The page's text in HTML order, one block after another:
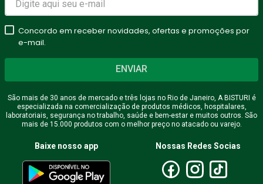
Concordo em receber novidades, ofertas e promoções por
e-mail.
ENVIAR
São mais de 30 anos de mercado e três lojas no Rio de Janeiro, A BISTURI é
especializada na comercialização de produtos médicos, hospitalares,
laboratoriais, segurança no trabalho, saúde e bem-estar e muitos outros. São
mais de 15.000 produtos com o melhor preço no atacado ou varejo.
Baixe nosso app Nossas Redes Socias